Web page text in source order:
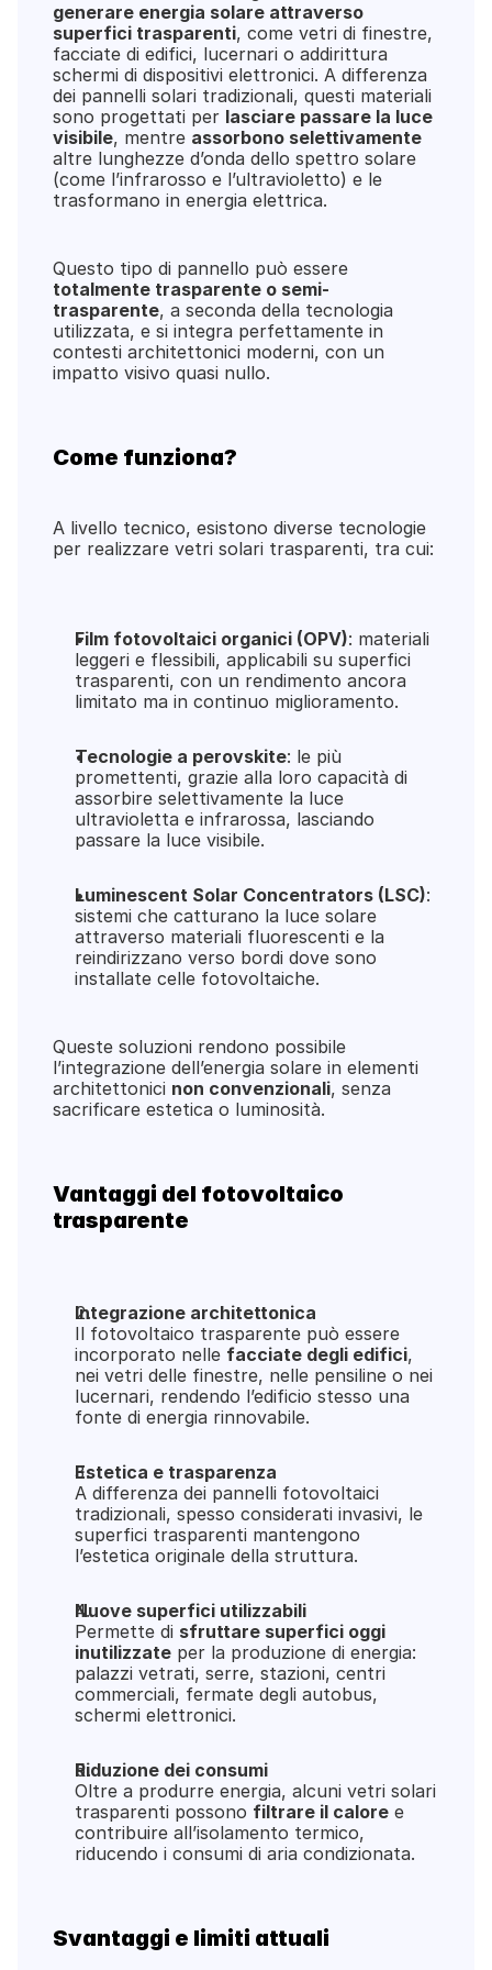
generare energia solare attraverso
superfici trasparenti, come vetri di finestre,
facciate di edifici, lucernari o addirittura
schermi di dispositivi elettronici. A differenza
dei pannelli solari tradizionali, questi materiali
sono progettati per lasciare passare la luce
visibile, mentre assorbono selettivamente
altre lunghezze d’onda dello spettro solare
(come l’infrarosso e l’ultravioletto) e le
trasformano in energia elettrica.
totalmente trasparente o semi-
trasparente, a seconda della tecnologia
utilizzata, e si integra perfettamente in
contesti architettonici moderni, con un
impatto visivo quasi nullo.
Come funziona?
A livello tecnico, esistono diverse tecnologie
per realizzare vetri solari trasparenti, tra cui:
Film fotovoltaici organici (OPV): materiali
leggeri e flessibili, applicabili su superfici
trasparenti, con un rendimento ancora
limitato ma in continuo miglioramento.
Tecnologie a perovskite: le più
promettenti, grazie alla loro capacità di
assorbire selettivamente la luce
ultravioletta e infrarossa, lasciando
passare la luce visibile.
Luminescent Solar Concentrators (LSC):
sistemi che catturano la luce solare
attraverso materiali fluorescenti e la
reindirizzano verso bordi dove sono
installate celle fotovoltaiche.
Queste soluzioni rendono possibile
l’integrazione dell’energia solare in elementi
architettonici non convenzionali, senza
sacrificare estetica o luminosità.
Vantaggi del fotovoltaico
trasparente
Integrazione architettonica
Il fotovoltaico trasparente può essere
incorporato nelle facciate degli edifici,
nei vetri delle finestre, nelle pensiline o nei
lucernari, rendendo l’edificio stesso una
fonte di energia rinnovabile.
Estetica e trasparenza
A differenza dei pannelli fotovoltaici
tradizionali, spesso considerati invasivi, le
superfici trasparenti mantengono
l’estetica originale della struttura.
Nuove superfici utilizzabili
Permette di sfruttare superfici oggi
inutilizzate per la produzione di energia:
palazzi vetrati, serre, stazioni, centri
commerciali, fermate degli autobus,
schermi elettronici.
Riduzione dei consumi
Oltre a produrre energia, alcuni vetri solari
trasparenti possono filtrare il calore e
contribuire all’isolamento termico,
riducendo i consumi di aria condizionata.
Svantaggi e limiti attuali